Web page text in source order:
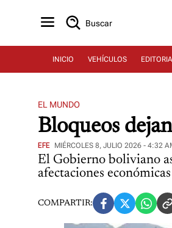
Buscar
INICIO VEHÍCULOS
EL MUNDO
Bloqueos
EFE MIÉRCOLES 8, JULIO 2026 - 4:32
El Gobierno boliviano
afectaciones
COMPARTIR: